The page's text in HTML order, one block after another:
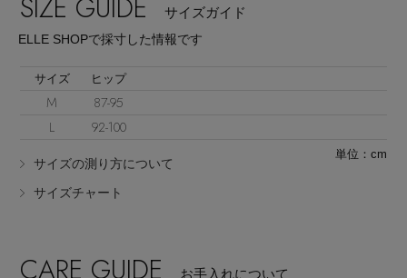
Stay in the Loop
SIZE GUIDE サイズガイド
ELLE SHOPで採寸した情報です
サイズ ヒップ
M
87-95
L
92-100
サイズの測り方について
サイズチャート
単位：cm
CARE GUIDE お手入れについて